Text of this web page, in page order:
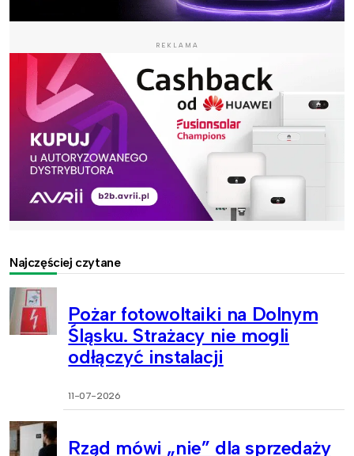
REKLAMA
Najczęściej czytane
Pożar fotowoltaiki na Dolnym
Śląsku. Strażacy nie mogli
odłączyć instalacji
11-07-2026
Rząd mówi „nie” dla sprzedaży